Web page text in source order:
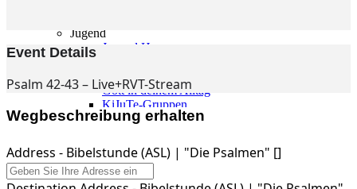
Jugend
Jugend Home
Gott in deinem Alltag
KiJuTe-Gruppen
Freizeiten 2026
Junge Erwachsene
Junge Erwachsene
Gemeinde Hameln
Event Details
Psalm 42-43 – Live+RVT-Stream
Wegbeschreibung erhalten
Address - Bibelstunde (ASL) | "Die Psalmen" []